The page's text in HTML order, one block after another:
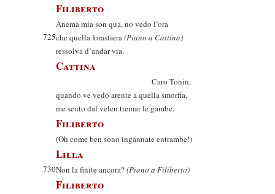
Filiberto
Anema mia son qua, no vedo l’ora
725che quella forastiera(Piano a Cattina)
ressolva d’andar via.
Cattina
Caro Tonin,
quando ve vedo arente a quella smorfia,
me sento dal velen tremar le gambe.
Filiberto
(Oh come ben sono ingannate entrambe!)
Lilla
730Non la finite ancora?(Piano a Filiberto)
Filiberto